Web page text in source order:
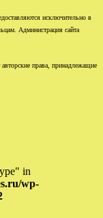
исключительно в
Администрация сайта
права, принадлежащие
in
wp-